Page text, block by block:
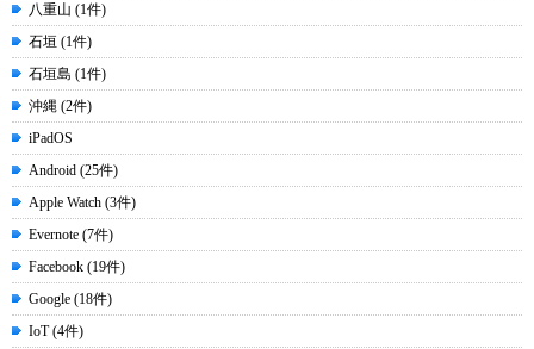
八重山 (1件)
石垣 (1件)
石垣島 (1件)
沖縄 (2件)
iPadOS
Android (25件)
Apple Watch (3件)
Evernote (7件)
Facebook (19件)
Google (18件)
IoT (4件)